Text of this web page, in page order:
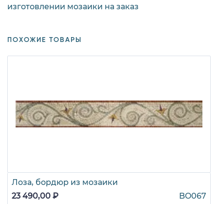
изготовлении мозаики на заказ
ПОХОЖИЕ ТОВАРЫ
Лоза, бордюр из мозаики
23 490,00 ₽
BO067